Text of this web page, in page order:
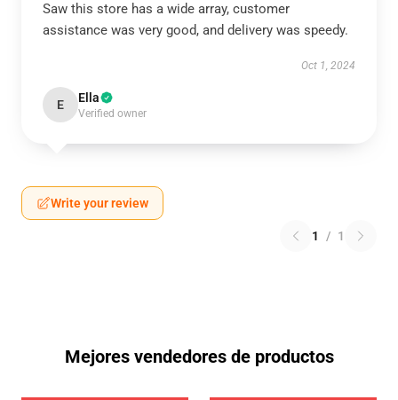
Saw this store has a wide array, customer
assistance was very good, and delivery was speedy.
Oct 1, 2024
E Ella
Verified owner
Write your review
1 / 1
Mejores vendedores de productos